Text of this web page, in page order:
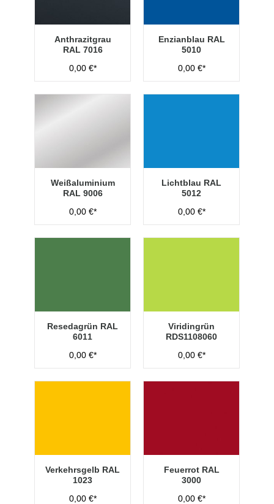
Anthrazitgrau
RAL 7016
0,00 €*
Enzianblau RAL
5010
0,00 €*
Weißaluminium
RAL 9006
0,00 €*
Lichtblau RAL
5012
0,00 €*
Resedagrün RAL
6011
0,00 €*
Viridingrün
RDS1108060
0,00 €*
Verkehrsgelb RAL
1023
0,00 €*
Feuerrot RAL
3000
0,00 €*